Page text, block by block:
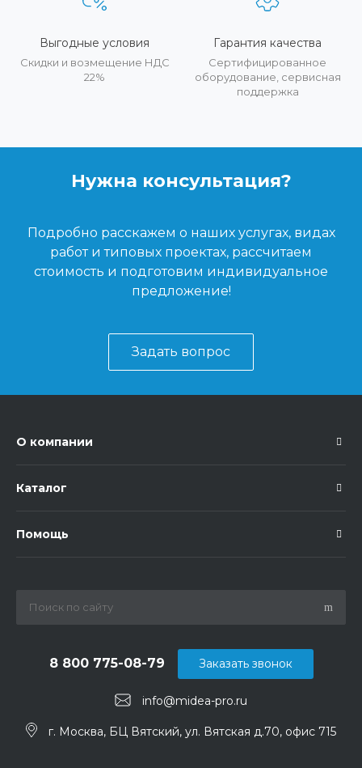
Выгодные условия
Скидки и возмещение НДС
22%
Гарантия качества
Сертифицированное
оборудование, сервисная
поддержка
Нужна консультация?
Подробно расскажем о наших услугах, видах
работ и типовых проектах, рассчитаем
стоимость и подготовим индивидуальное
предложение!
Задать вопрос
О компании
Каталог
Помощь
info@midea-pro.ru
8 800 775-08-79
г. Москва, БЦ Вятский, ул. Вятская д.70, офис 715
Заказать звонок